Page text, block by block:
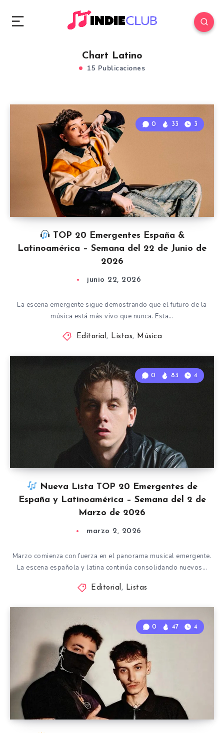
Chart Latino
15 Publicaciones
TOP 20 Emergentes España &
Latinoamérica – Semana del 22 de Junio de
2026
0 33 3
junio 22, 2026
La escena emergente sigue demostrando que el futuro de la
música está más vivo que nunca. Esta…
Editorial, Listas, Música
Nueva Lista TOP 20 Emergentes de
España y Latinoamérica – Semana del 2 de
Marzo de 2026
0 83 4
marzo 2, 2026
Marzo comienza con fuerza en el panorama musical emergente.
La escena española y latina continúa consolidando nuevos…
Editorial, Listas
0 47 4